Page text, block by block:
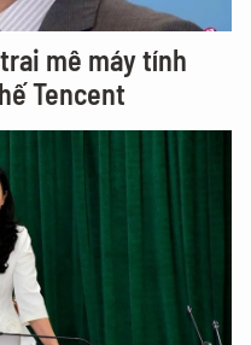
mê máy tính
Tencent